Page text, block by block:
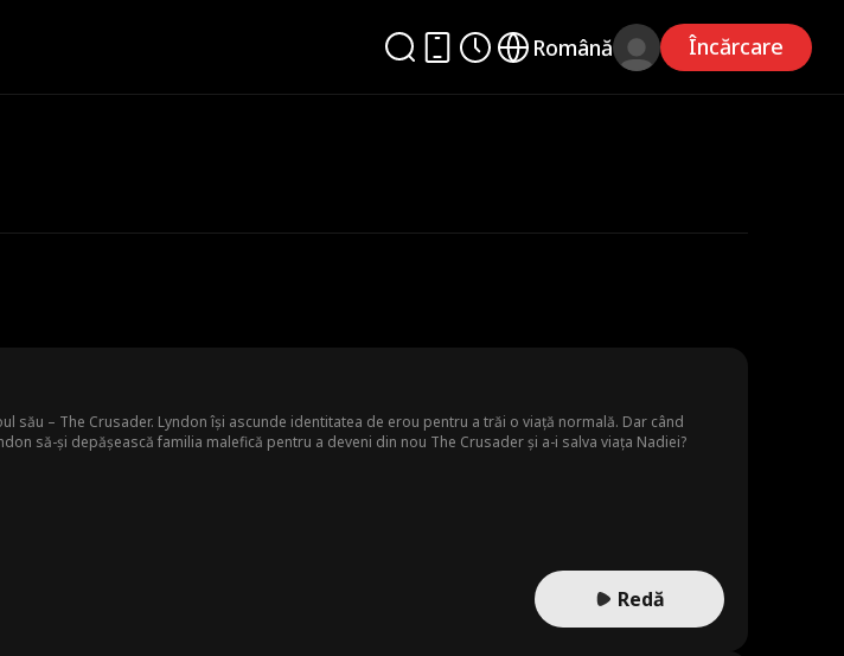
Română Încărcare
său – The Crusader. Lyndon își ascunde identitatea de erou pentru a trăi o viață normală. Dar când
să-și depășească familia malefică pentru a deveni din nou The Crusader și a-i salva viața Nadiei?
Redă